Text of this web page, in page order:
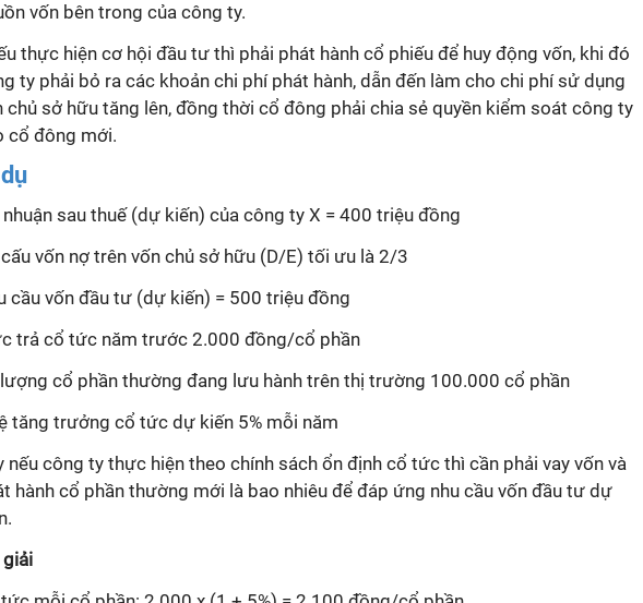
vốn bên trong của công ty.
thực hiện cơ hội đầu tư thì phải phát hành cổ phiếu để huy động vốn, khi đó
ty phải bỏ ra các khoản chi phí phát hành, dẫn đến làm cho chi phí sử dụng
chủ sở hữu tăng lên, đồng thời cổ đông phải chia sẻ quyền kiểm soát công ty
cổ đông mới.
nhuận sau thuế (dự kiến) của công ty X = 400 triệu đồng
vốn nợ trên vốn chủ sở hữu (D/E) tối ưu là 2/3
cầu vốn đầu tư (dự kiến) = 500 triệu đồng
trả cổ tức năm trước 2.000 đồng/cổ phần
cổ phần thường đang lưu hành trên thị trường 100.000 cổ phần
tăng trưởng cổ tức dự kiến 5% mỗi năm
nếu công ty thực hiện theo chính sách ổn định cổ tức thì cần phải vay vốn và
hành cổ phần thường mới là bao nhiêu để đáp ứng nhu cầu vốn đầu tư dự
giải